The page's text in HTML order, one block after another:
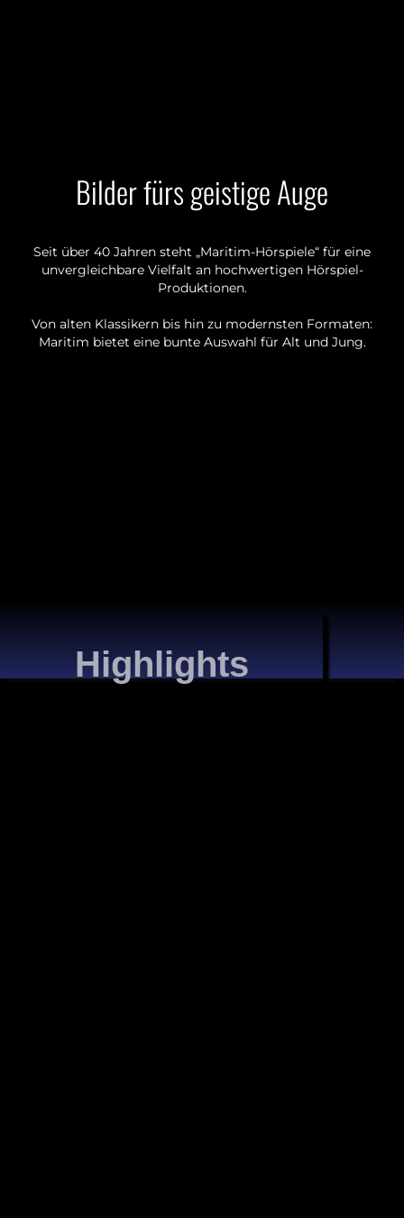
Bilder fürs geistige Auge
Seit über 40 Jahren steht „Maritim-Hörspiele“ für eine
unvergleichbare Vielfalt an hochwertigen Hörspiel-
Produktionen.
Von alten Klassikern bis hin zu modernsten Formaten:
Maritim bietet eine bunte Auswahl für Alt und Jung.
Highlights